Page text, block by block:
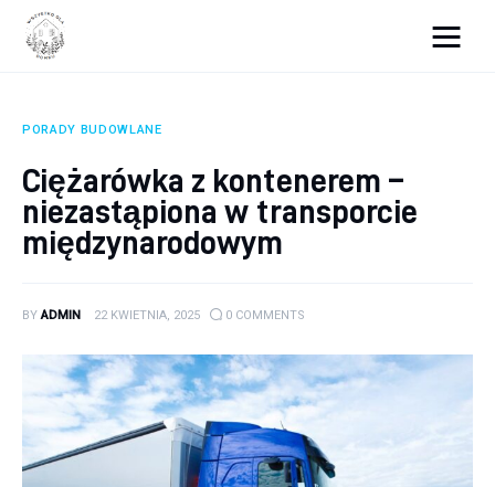
Remont
Porady budowlane
Ogród
PORADY BUDOWLANE
Ciężarówka z kontenerem –
niezastąpiona w transporcie
międzynarodowym
BY ADMIN 22 KWIETNIA, 2025 0 COMMENTS